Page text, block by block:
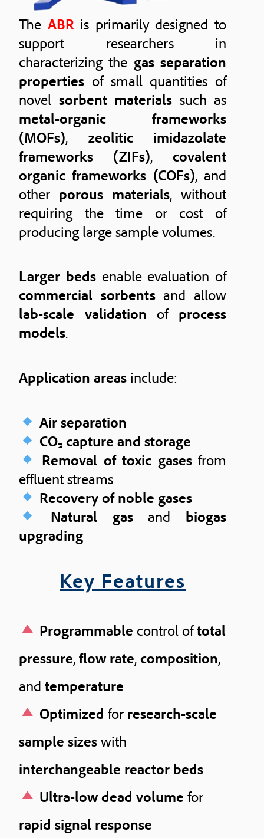
The ABR is primarily designed to
support researchers in
characterizing the gas separation
properties of small quantities of
novel sorbent materials such as
metal-organic frameworks
(MOFs), zeolitic imidazolate
frameworks (ZIFs), covalent
organic frameworks (COFs), and
other porous materials, without
requiring the time or cost of
producing large sample volumes.
Larger bedsenable evaluation of
commercial sorbentsand allow
lab-scale validation of process
models.
Application areas include:
Air separation
CO₂ capture and storage
Removal of toxic gasesfrom
effluent streams
Recovery of noble gases
Natural gasand biogas
upgrading
Key Features
Programmable control oftotal
pressure,flow rate,composition,
and temperature
Optimized for research-scale
sample sizeswith
interchangeable reactor beds
Ultra-low dead volume for
rapid signal response